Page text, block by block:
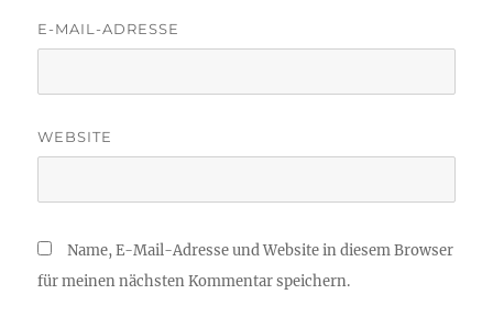
E-MAIL-ADRESSE
WEBSITE
Name, E-Mail-Adresse und Website in diesem Browser
für meinen nächsten Kommentar speichern.